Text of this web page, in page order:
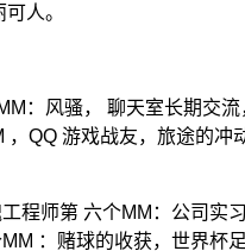
人。
：风骚， 聊天室长期交
QQ 游戏战友，旅途的
程师第 六个MM：公司
：赌球的收获，世界